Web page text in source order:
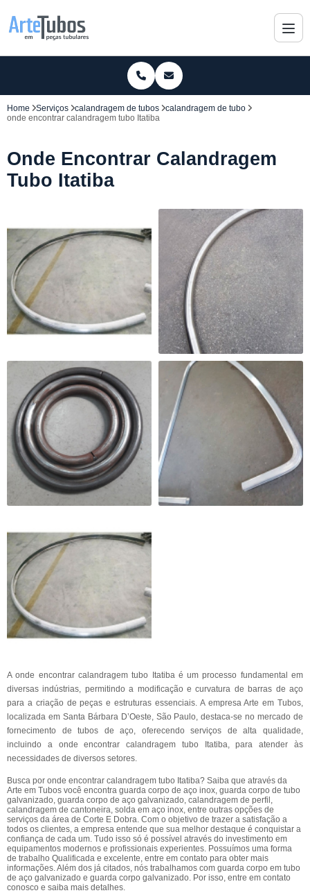
Home Serviços calandragem de tubos
calandragem de tubo
onde encontrar calandragem tubo Itatiba
Onde Encontrar Calandragem
Tubo Itatiba
A onde encontrar calandragem tubo Itatiba é um processo fundamental em
diversas indústrias, permitindo a modificação e curvatura de barras de aço
para a criação de peças e estruturas essenciais. A empresa Arte em Tubos,
localizada em Santa Bárbara D’Oeste, São Paulo, destaca-se no mercado de
fornecimento de tubos de aço, oferecendo serviços de alta qualidade,
incluindo a onde encontrar calandragem tubo Itatiba, para atender às
necessidades de diversos setores.
Busca por onde encontrar calandragem tubo Itatiba? Saiba que através da
Arte em Tubos você encontra guarda corpo de aço inox, guarda corpo de tubo
galvanizado, guarda corpo de aço galvanizado, calandragem de perfil,
calandragem de cantoneira, solda em aço inox, entre outras opções de
serviços da área de Corte E Dobra. Com o objetivo de trazer a satisfação a
todos os clientes, a empresa entende que sua melhor destaque é conquistar a
confiança de cada um. Tudo isso só é possível através do investimento em
equipamentos modernos e profissionais experientes. Possuímos uma forma
de trabalho Qualificada e excelente, entre em contato para obter mais
informações. Além dos já citados, nós trabalhamos com guarda corpo em tubo
de aço galvanizado e guarda corpo galvanizado. Por isso, entre em contato
conosco e saiba mais detalhes.